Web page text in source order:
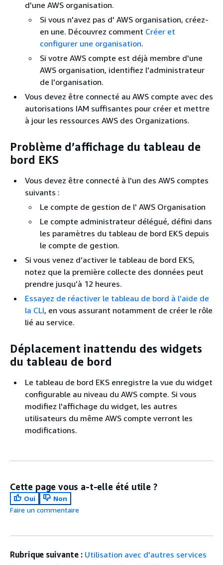
d'une AWS organisation.
Si vous n'avez pas d' AWS organisation, créez-
en une. Découvrez comment Créer et
configurer une organisation.
Si votre AWS compte est déjà membre d'une
AWS organisation, identifiez l'administrateur
de l'organisation.
Vous devez être connecté au AWS compte avec des
autorisations IAM suffisantes pour créer et mettre
à jour les ressources AWS des Organizations.
Problème d’affichage du tableau de
bord EKS
Vous devez être connecté à l'un des AWS comptes
suivants :
Le compte de gestion de l' AWS Organisation
Le compte administrateur délégué, défini dans
les paramètres du tableau de bord EKS depuis
le compte de gestion.
Si vous venez d’activer le tableau de bord EKS,
notez que la première collecte des données peut
prendre jusqu’à 12 heures.
Essayez de réactiver le tableau de bord à l’aide de
la CLI, en vous assurant notamment de créer le rôle
lié au service.
Déplacement inattendu des widgets
du tableau de bord
Le tableau de bord EKS enregistre la vue du widget
configurable au niveau du AWS compte. Si vous
modifiez l'affichage du widget, les autres
utilisateurs du même AWS compte verront les
modifications.
Cette page vous a-t-elle été utile ?
Oui
Non
Faire un commentaire
Rubrique suivante : Utilisation avec d'autres services